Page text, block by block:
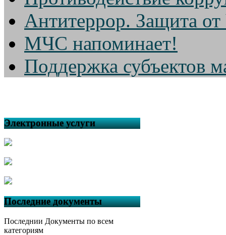
Антитеррор. Защита
МЧС напоминает!
Поддержка субъектов
Электронные услуги
Последние документы
Последнии Документы по всем
категориям